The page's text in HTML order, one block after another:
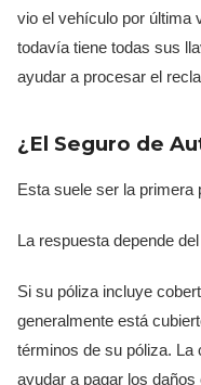
vio el vehículo por última
todavía tiene todas sus
ayudar a procesar el
¿El Seguro de
Esta suele ser la primera
La respuesta depende
Si su póliza incluye
generalmente está
términos de su póliza. La
ayudar a pagar los